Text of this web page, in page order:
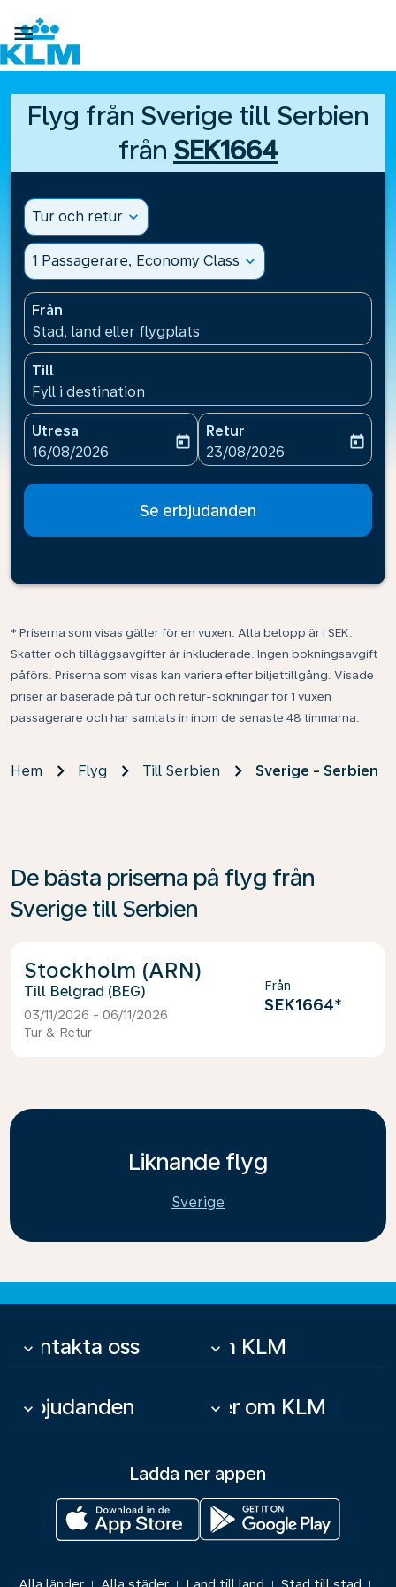

Flyg från Sverige till Serbien
från SEK1664
Tur och retur expand_more
1 Passagerare, Economy Class expand_more
Från
Stad, land eller flygplats
Till
Fyll i destination
Utresa
fc-booking-departure-date-aria-label
16/08/2026
today
Retur
fc-booking-return-date-
23/08/2026
today
Se erbjudanden
* Priserna som visas gäller för en vuxen. Alla belopp är i SEK.
Skatter och tilläggsavgifter är inkluderade. Ingen bokningsavgift
påförs. Priserna som visas kan variera efter biljettillgång. Visade
priser är baserade på tur och retur-sökningar för 1 vuxen
passagerare och har samlats in inom de senaste 48 timmarna.
Hem Flyg Till Serbien Sverige - Serbien
De bästa priserna på flyg från
Sverige till Serbien
Stockholm (ARN)
Belgrad (BEG)
03/11/2026 - 06/11/2026
Tur & Retur
Från
SEK1664*
Liknande flyg
Sverige
Kontakta oss
keyboard_arrow_down Om KLM
keyboard_arrow_down
Erbjudanden
keyboard_arrow_down Mer om KLM
keyboard_arrow_down
Ladda ner appen
| | | |